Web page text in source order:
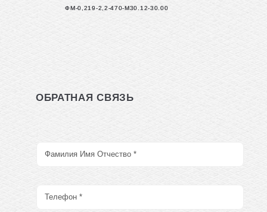
ФМ-0,219-2,2-470-М30.12-30.00
ОБРАТНАЯ СВЯЗЬ